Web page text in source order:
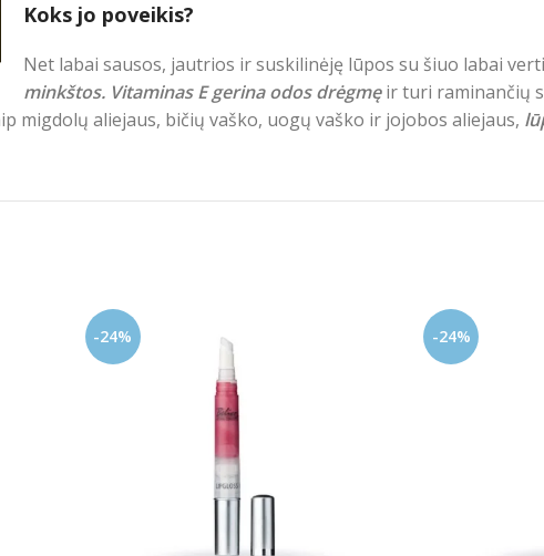
Koks jo poveikis?
Net labai sausos, jautrios ir suskilinėję lūpos su šiuo labai
minkštos. Vitaminas E gerina odos drėgmęir turi raminančių
migdolų aliejaus, bičių vaško, uogų vaško ir jojobos aliejaus,
-24% -24%